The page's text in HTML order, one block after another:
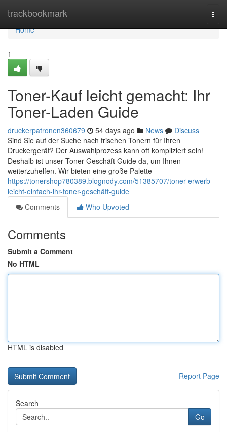
trackbookmark
Home
Home
1
Toner-Kauf leicht gemacht: Ihr
Toner-Laden Guide
druckerpatronen360679 54 days ago News
Discuss
Sind Sie auf der Suche nach frischen Tonern für Ihren
Druckergerät? Der Auswahlprozess kann oft kompliziert sein!
Deshalb ist unser Toner-Geschäft Guide da, um Ihnen
weiterzuhelfen. Wir bieten eine große Palette
https://tonershop780389.blognody.com/51385707/toner-erwerb-
leicht-einfach-ihr-toner-geschäft-guide
Comments
Who Upvoted
Comments
Submit a Comment
No HTML
HTML is disabled
Report Page
Search
Go